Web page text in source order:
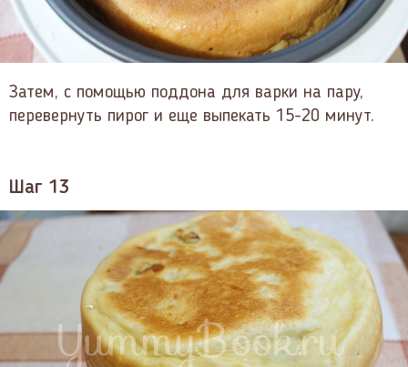
Затем, с помощью поддона для варки на пару,
перевернуть пирог и еще выпекать 15-20 минут.
Шаг 13